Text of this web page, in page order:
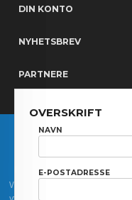
DIN KONTO
NYHETSBREV
PARTNERE
FRAKT
Vår nettbutikk bruker cookies
OVERSKRIFT
NAVN
E-POSTADRESSE